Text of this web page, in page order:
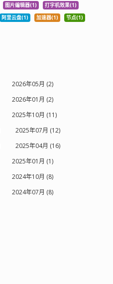
图片编辑器(1)
打字机效果(1)
阿里云盘(1) 加速器(1)
节点(1)
2026年05月 (2)
2026年01月 (2)
2025年10月 (11)
2025年07月 (12)
2025年04月 (16)
2025年01月 (1)
2024年10月 (8)
2024年07月 (8)